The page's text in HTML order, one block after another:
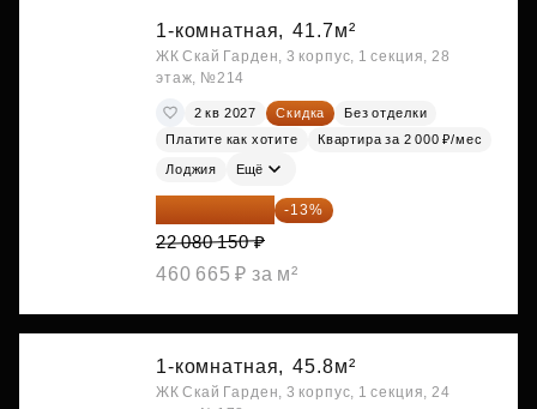
1-комнатная, 41.7м²
ЖК Скай Гарден, 3 корпус, 1 секция, 28
этаж, №214
2 кв 2027 Скидка
Без отделки
Платите как хотите
Квартира за 2 000 ₽/мес
Лоджия Ещё
19 209 731 ₽ -13%
22 080 150 ₽
460 665 ₽ за м²
1-комнатная, 45.8м²
ЖК Скай Гарден, 3 корпус, 1 секция, 24